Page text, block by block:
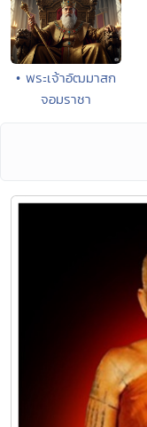
• พระเจ้าอัฒมาสก
จอมราชา